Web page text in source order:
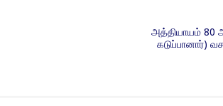
அத்தியாயம் 80
கடுப்பானார்)